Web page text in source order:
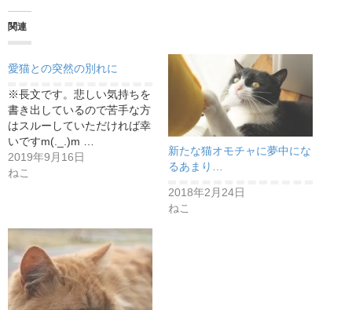
関連
愛猫との突然の別れに
※長文です。悲しい気持ちを
書き出しているので苦手な方
はスルーしていただければ幸
いですm(._.)m …
2019年9月16日
ねこ
新たな猫オモチャに夢中にな
るあまり…
2018年2月24日
ねこ